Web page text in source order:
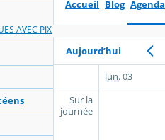
AVEC PIX
Accueil Blog Agenda
Aujourd’hui
lun.03
Sur la
journée